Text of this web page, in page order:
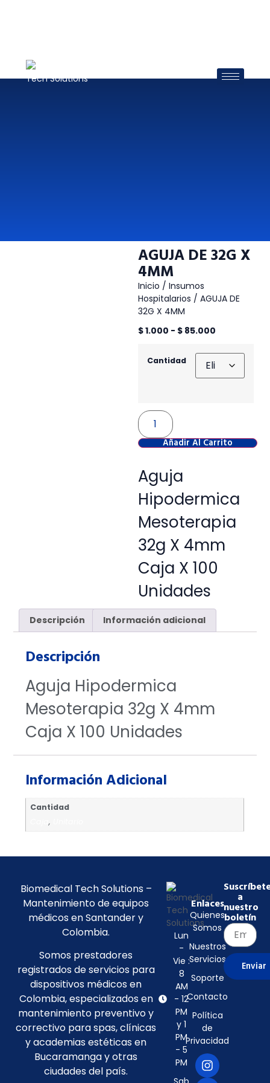
AGUJA DE 32G X
4MM
Inicio / Insumos
Hospitalarios / AGUJA DE
32G X 4MM
$1.000 - $85.000
Cantidad
Añadir Al Carrito
Aguja
Hipodermica
Mesoterapia
32g X 4mm
Caja X 100
Unidades
Descripción Información adicional
Descripción
Aguja Hipodermica
Mesoterapia 32g X 4mm
Caja X 100 Unidades
Información Adicional
Cantidad
,
Biomedical Tech Solutions –
Mantenimiento de equipos
médicos en Santander y
Colombia.
Somos prestadores
registrados de servicios para
dispositivos médicos en
Colombia, especializados en
mantenimiento preventivo y
correctivo para spas, clínicas
y academias estéticas en
Bucaramanga y otras
ciudades del país.
Lun
-
Vie :
8
AM
- 12
PM
y 1
PM
- 5
PM
Enlaces
Quienes
Somos
Nuestros
Servicios
Soporte
Contacto
Política
de
Privacidad
a
nuestro
boletín
Enviar